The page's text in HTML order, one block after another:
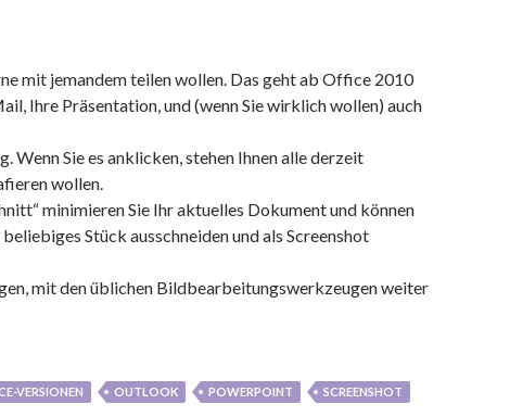
mit jemandem teilen wollen. Das geht ab Office 2010
Ihre Präsentation, und (wenn Sie wirklich wollen) auch
Sie es anklicken, stehen Ihnen alle derzeit
wollen.
minimieren Sie Ihr aktuelles Dokument und können
Stück ausschneiden und als Screenshot
mit den üblichen Bildbearbeitungswerkzeugen weiter
VERSIONEN OUTLOOK POWERPOINT
SCREENSHOT